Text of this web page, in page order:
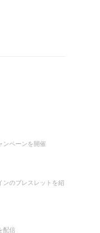
ンペーンを開催
ンのブレスレットを紹
配信